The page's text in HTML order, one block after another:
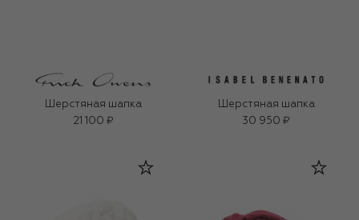
Шерстяная шапка
21 100 ₽
Шерстяная шапка
30 950 ₽